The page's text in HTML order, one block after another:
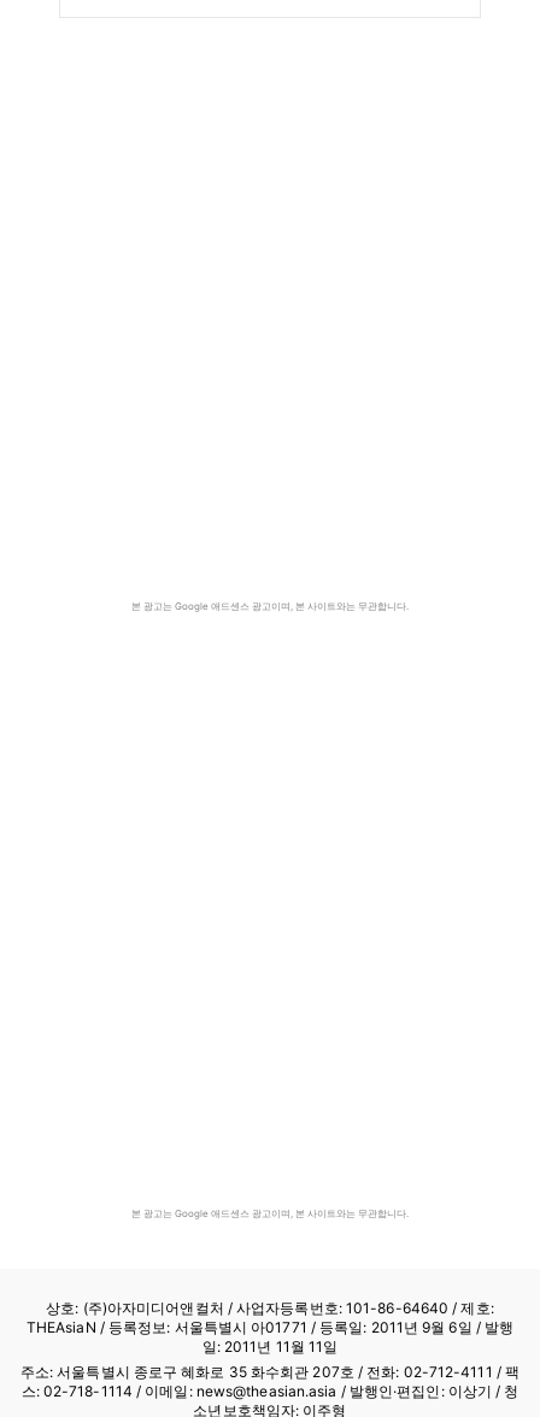
본 광고는 Google 애드센스 광고이며, 본 사이트와는 무관합니다.
본 광고는 Google 애드센스 광고이며, 본 사이트와는 무관합니다.
상호: (주)아자미디어앤컬처 /사업자등록번호: 101-86-64640 / 제호:
THEAsiaN / 등록정보: 서울특별시 아01771 / 등록일: 2011년 9월 6일 / 발행
일: 2011년 11월 11일
주소: 서울특별시 종로구 혜화로 35 화수회관 207호 / 전화: 02-712-4111 / 팩
스: 02-718-1114 / 이메일: news@theasian.asia / 발행인·편집인: 이상기 / 청
소년보호책임자: 이주형